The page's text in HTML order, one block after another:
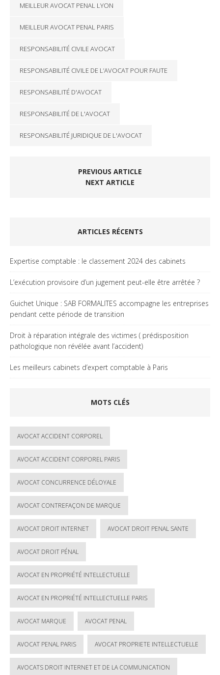
MEILLEUR AVOCAT PENAL LYON
MEILLEUR AVOCAT PENAL PARIS
RESPONSABILITÉ CIVILE AVOCAT
RESPONSABILITÉ CIVILE DE L’AVOCAT POUR FAUTE
RESPONSABILITÉ D'AVOCAT
RESPONSABILITÉ DE L'AVOCAT
RESPONSABILITÉ JURIDIQUE DE L'AVOCAT
PREVIOUS ARTICLE
NEXT ARTICLE
ARTICLES RÉCENTS
Expertise comptable : le classement 2024 des cabinets
L’exécution provisoire d’un jugement peut-elle être arrêtée ?
Guichet Unique : SAB FORMALITES accompagne les entreprises
pendant cette période de transition
Droit à réparation intégrale des victimes ( prédisposition
pathologique non révélée avant l’accident)
Les meilleurs cabinets d’expert comptable à Paris
MOTS CLÉS
AVOCAT ACCIDENT CORPOREL
AVOCAT ACCIDENT CORPOREL PARIS
AVOCAT CONCURRENCE DÉLOYALE
AVOCAT CONTREFAÇON DE MARQUE
AVOCAT DROIT INTERNET AVOCAT DROIT PENAL SANTE
AVOCAT DROIT PÉNAL
AVOCAT EN PROPRIÉTÉ INTELLECTUELLE
AVOCAT EN PROPRIÉTÉ INTELLECTUELLE PARIS
AVOCAT MARQUE AVOCAT PENAL
AVOCAT PENAL PARIS AVOCAT PROPRIETE INTELLECTUELLE
AVOCATS DROIT INTERNET ET DE LA COMMUNICATION